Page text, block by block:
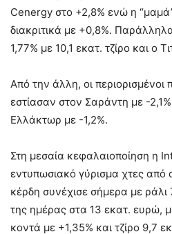
Cenergy στο +2,8% ενώ η
διακριτικά με +0,8%.
1,77% με 10,1 εκατ. τζίρο και ο
Από την άλλη, οι περιορισμένοι
εστίασαν στον Σαράντη με -
Ελλάκτωρ με -1,2%.
Στη μεσαία κεφαλαιοποίηση η
εντυπωσιακό γύρισμα χτες από
κέρδη συνέχισε σήμερα με ράλι
της ημέρας στα 13 εκατ. ευρώ,
κοντά με +1,35% και τζίρο 9,7